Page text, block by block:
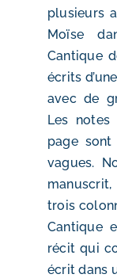
plusieurs
Moïse
Cantique
écrits
avec de
Les
page
vagues.
trois
Cantique
récit qui
écrit dans